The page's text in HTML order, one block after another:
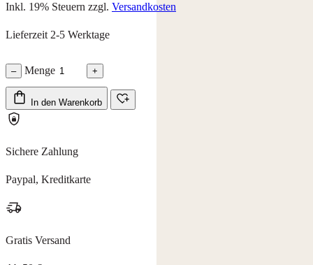
Inkl. 19% Steuern zzgl. Versandkosten
Lieferzeit 2-5 Werktage
– Menge +
In den Warenkorb
Sichere Zahlung
Paypal, Kreditkarte
Gratis Versand